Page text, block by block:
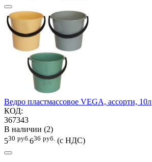
Ведро пластмассовое VEGA, ассорти, 10л
КОД:
367343
В наличии (2)
530 руб. 636 руб. (с НДС)